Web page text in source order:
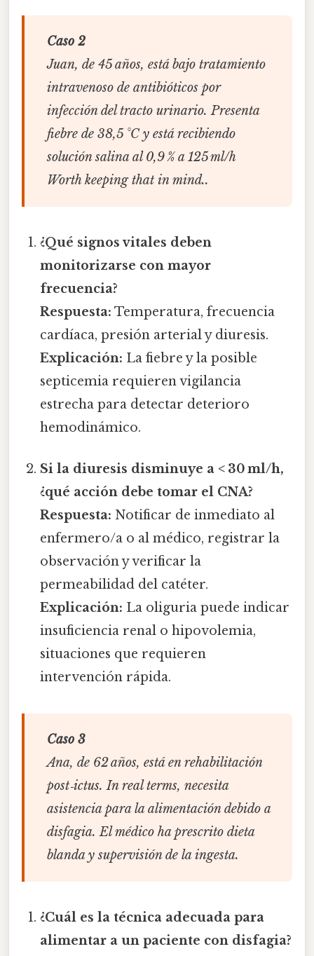
Caso 2
Juan, de 45 años, está bajo tratamiento
intravenoso de antibióticos por
infección del tracto urinario. Presenta
fiebre de 38,5 °C y está recibiendo
solución salina al 0,9 % a 125 ml/h
Worth keeping that in mind..
¿Qué signos vitales deben
monitorizarse con mayor
frecuencia?
Respuesta: Temperatura, frecuencia
cardíaca, presión arterial y diuresis.
Explicación: La fiebre y la posible
septicemia requieren vigilancia
estrecha para detectar deterioro
hemodinámico.
Si la diuresis disminuye a < 30 ml/h,
¿qué acción debe tomar el CNA?
Respuesta: Notificar de inmediato al
enfermero/a o al médico, registrar la
observación y verificar la
permeabilidad del catéter.
Explicación: La oliguria puede indicar
insuficiencia renal o hipovolemia,
situaciones que requieren
intervención rápida.
Caso 3
Ana, de 62 años, está en rehabilitación
post‑ictus. In real terms, necesita
asistencia para la alimentación debido a
disfagia. El médico ha prescrito dieta
blanda y supervisión de la ingesta.
¿Cuál es la técnica adecuada para
alimentar a un paciente con disfagia?